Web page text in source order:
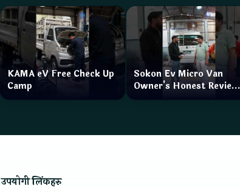
KAMA eV Free Check Up
Camp
Sokon Ev Micro Van
Owner's Honest Review
How is the service?
उपयोगी लिंकहरु